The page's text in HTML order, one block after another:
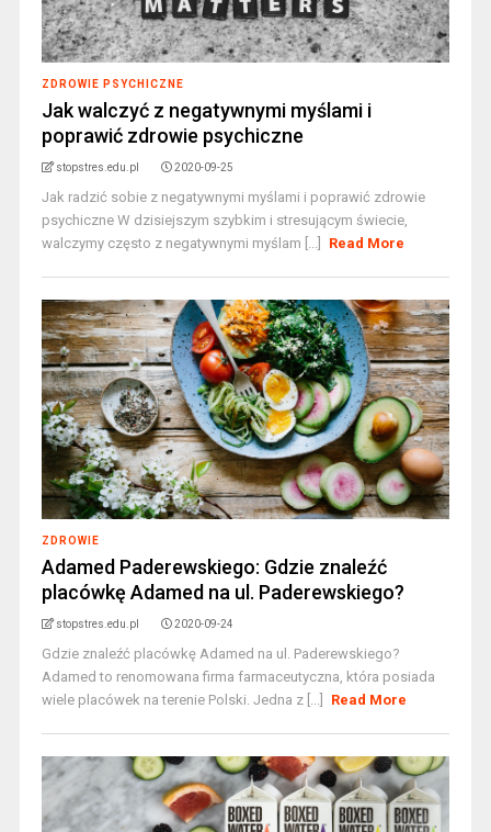
ZDROWIE PSYCHICZNE
Jak walczyć z negatywnymi myślami i
poprawić zdrowie psychiczne
stopstres.edu.pl 2020-09-25
Jak radzić sobie z negatywnymi myślami i poprawić zdrowie
psychiczne W dzisiejszym szybkim i stresującym świecie,
walczymy często z negatywnymi myślam [...]
Read More
ZDROWIE
Adamed Paderewskiego: Gdzie znaleźć
placówkę Adamed na ul. Paderewskiego?
stopstres.edu.pl 2020-09-24
Gdzie znaleźć placówkę Adamed na ul. Paderewskiego?
Adamed to renomowana firma farmaceutyczna, która posiada
wiele placówek na terenie Polski. Jedna z [...]
Read More